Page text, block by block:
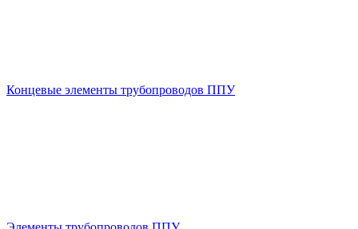
Концевые элементы трубопроводов ППУ